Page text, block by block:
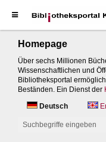
Homepage
Über sechs Millionen
Wissenschaftlichen und
Bibliotheksportal
Beständen. Ein Dienst der
Deutsch
Suchbegriffe eingeben